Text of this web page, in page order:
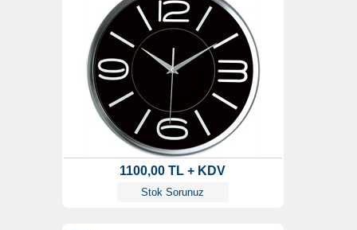
1100,00 TL + KDV
Stok Sorunuz